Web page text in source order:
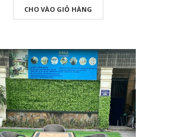
CHO VÀO GIỎ HÀNG